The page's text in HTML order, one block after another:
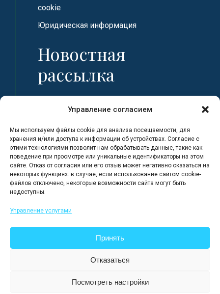
Управление согласием
Мы используем файлы cookie для анализа посещаемости, для
хранения и/или доступа к информации об устройствах. Согласие с
этими технологиями позволит нам обрабатывать данные, такие как
поведение при просмотре или уникальные идентификаторы на этом
сайте. Отказ от согласия или его отзыв может негативно сказаться на
некоторых функциях: в случае, если использование сайтом cookie-
файлов отключено, некоторые возможности сайта могут быть
недоступны.
Управление услугами
Принять
Отказаться
Посмотреть настройки
cookie
Юридическая информация
Новостная
рассылка
Фамилия
Адрес электронной почты
ознакомившись с Политикой